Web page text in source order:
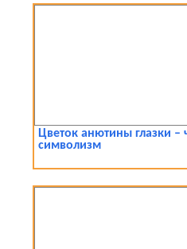
Цветок анютины глазки –
символизм